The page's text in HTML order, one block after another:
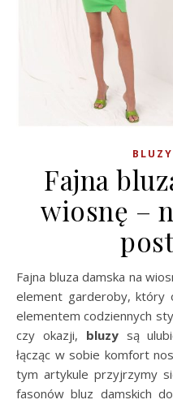
Fajna
wiosnę –
Fajna bluza damska na wiosnę to niezwykle wszechstronny
element garderoby, który
elementem codziennych
czy okazji, bluzysą
łącząc w sobie komfort
tym artykule przyjrzymy
fasonów bluz damskich